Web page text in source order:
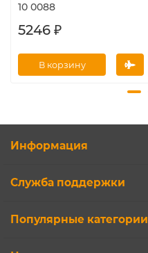
10 0088
5246 ₽
В корзину
Информация
Служба поддержки
Популярные категории